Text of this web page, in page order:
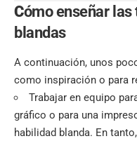
Cómo enseñar
blandas
A continuación, unos
como inspiración o para
Trabajar en equipo
gráfico o para una
habilidad blanda. En